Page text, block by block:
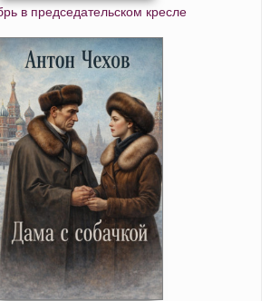
в председательском кресле